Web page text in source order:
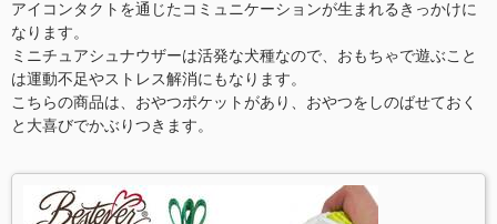
アイコンタクトを通じたコミュニケーションが生まれるきっかけに
なります。
ミニチュアシュナウザーは活発な犬種なので、おもちゃで遊ぶこと
は運動不足やストレス解消にもなります。
こちらの商品は、おやつポケットがあり、おやつをしのばせておく
と大喜びでかぶりつきます。